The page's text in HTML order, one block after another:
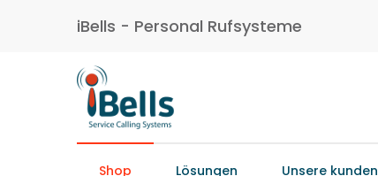
iBells - Personal Rufsysteme
Shop Lösungen Unsere kunden